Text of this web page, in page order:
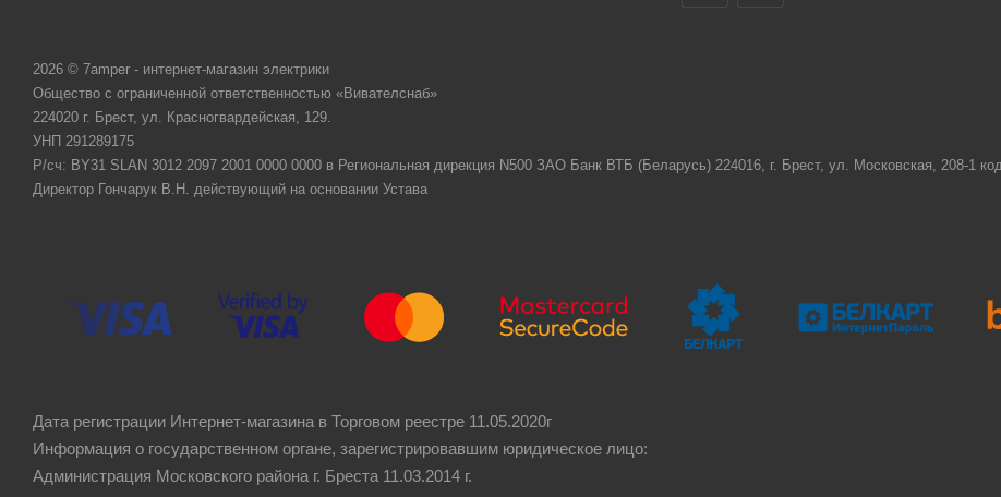
2026 © 7amper - интернет-магазин электрики
Общество с ограниченной ответственностью «Вивателснаб»
224020 г. Брест, ул. Красногвардейская, 129.
УНП 291289175
Р/сч: BY31 SLAN 3012 2097 2001 0000 0000 в Региональная дирекция N500 ЗАО Банк ВТБ (Беларусь) 224016, г. Брест, ул. Московская, 208-1
Директор Гончарук В.Н. действующий на основании Устава
Дата регистрации Интернет-магазина в Торговом реестре 11.05.2020г
Информация о государственном органе, зарегистрировавшим юридическое лицо:
Администрация Московского района г. Бреста 11.03.2014 г.